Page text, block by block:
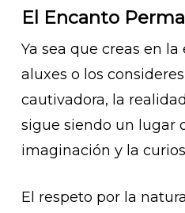
El Encanto
Ya sea que creas en
aluxes o los
cautivadora, la
sigue siendo un lugar
imaginación y la
El respeto por la